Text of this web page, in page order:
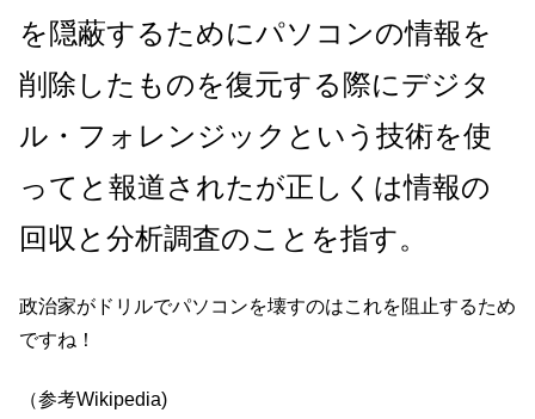
を隠蔽するためにパソコンの情報を
削除したものを復元する際にデジタ
ル・フォレンジックという技術を使
ってと報道されたが正しくは情報の
回収と分析調査のことを指す。
政治家がドリルでパソコンを壊すのはこれを阻止するため
ですね！
（参考Wikipedia)